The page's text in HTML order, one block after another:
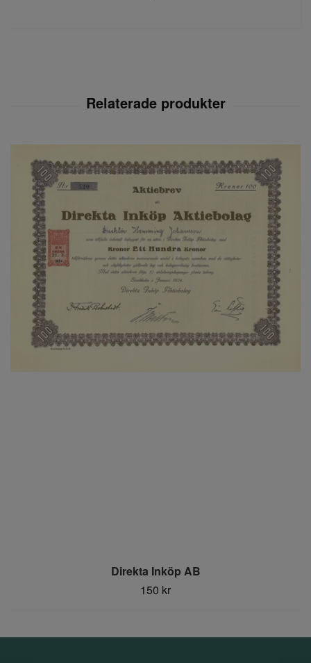
Direkta Inköp AB
150 kr